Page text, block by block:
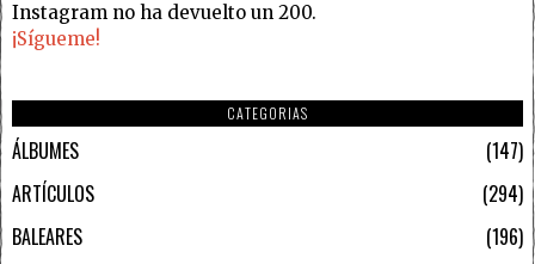
Instagram no ha devuelto un 200.
¡Sígueme!
CATEGORIAS
ÁLBUMES
147
ARTÍCULOS
294
BALEARES
196